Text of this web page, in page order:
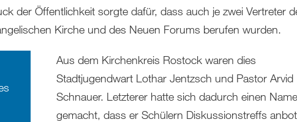
der Öffentlichkeit sorgte dafür, dass auch je zwei Vertreter
Kirche und des Neuen Forums berufen wurden.
Aus dem Kirchenkreis Rostock waren dies
Stadtjugendwart Lothar Jentzsch und Pastor Arvid
Schnauer. Letzterer hatte sich dadurch einen
gemacht, dass er Schülern Diskussionstreffs